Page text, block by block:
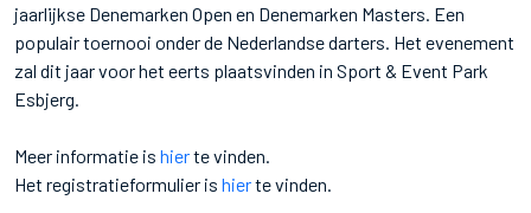
jaarlijkse Denemarken Open en Denemarken Masters. Een
populair toernooi onder de Nederlandse darters. Het evenement
zal dit jaar voor het eerts plaatsvinden in Sport & Event Park
Esbjerg.
Meer informatie is hierte vinden.
Het registratieformulier is hierte vinden.